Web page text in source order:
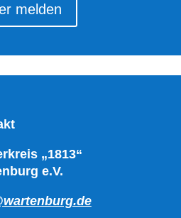
melden
„1813“
e.V.